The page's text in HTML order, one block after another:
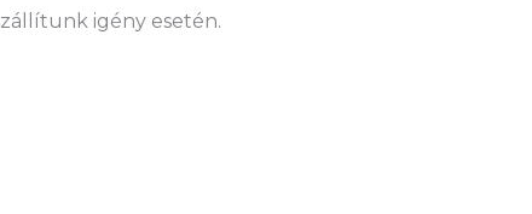
igény esetén.